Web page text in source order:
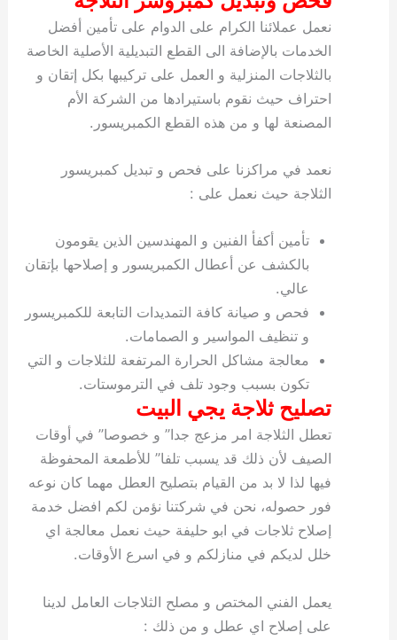
نعمل عملائنا الكرام على الدوام على تأمين أفضل
الخدمات بالإضافة الى القطع التبديلية الأصلية الخاصة
بالثلاجات المنزلية و العمل على تركيبها بكل إتقان و
احتراف حيث نقوم باستيرادها من الشركة الأم
المصنعة لها و من هذه القطع الكمبريسور.
نعمد في مراكزنا على فحص و تبديل كمبريسور
الثلاجة حيث نعمل على :
تأمين أكفأ الفنين و المهندسين الذين يقومون
بالكشف عن أعطال الكمبريسور و إصلاحها بإتقان
عالي.
فحص و صيانة كافة التمديدات التابعة للكمبريسور
و تنظيف المواسير و الصمامات.
معالجة مشاكل الحرارة المرتفعة للثلاجات و التي
تكون بسبب وجود تلف في الترموستات.
تصليح ثلاجة يجي البيت
تعطل الثلاجة امر مزعج جدا” و خصوصا” في أوقات
الصيف لأن ذلك قد يسبب تلفا” للأطمعة المحفوظة
فيها لذا لا بد من القيام بتصليح العطل مهما كان نوعه
فور حصوله، نحن في شركتنا نؤمن لكم افضل خدمة
إصلاح ثلاجات في ابو حليفة حيث نعمل معالجة اي
خلل لديكم في منازلكم و في اسرع الأوقات.
يعمل الفني المختص و مصلح الثلاجات العامل لدينا
على إصلاح اي عطل و من ذلك :